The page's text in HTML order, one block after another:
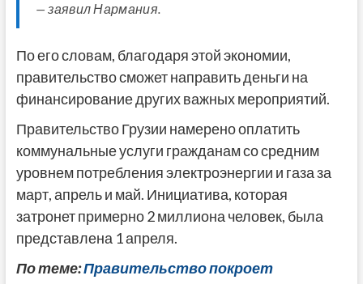
— заявил Нармания.
По его словам, благодаря этой экономии,
правительство сможет направить деньги на
финансирование других важных мероприятий.
Правительство Грузии намерено оплатить
коммунальные услуги гражданам со средним
уровнем потребления электроэнергии и газа за
март, апрель и май. Инициатива, которая
затронет примерно 2 миллиона человек, была
представлена 1 апреля.
По теме:Правительство покроет